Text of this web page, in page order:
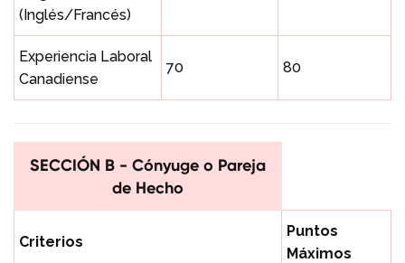
(Inglés/Francés)
Experiencia Laboral
Canadiense
70 80
SECCIÓN B - Cónyuge o Pareja
de Hecho
Criterios
Puntos
Máximos